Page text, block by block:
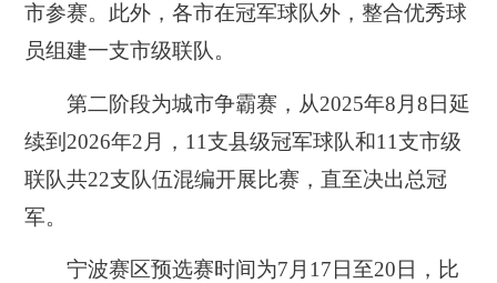
市参赛。此外，各市在冠军球队外，整合优秀球
员组建一支市级联队。
第二阶段为城市争霸赛，从2025年8月8日延
续到2026年2月，11支县级冠军球队和11支市级
联队共22支队伍混编开展比赛，直至决出总冠
军。
宁波赛区预选赛时间为7月17日至20日，比